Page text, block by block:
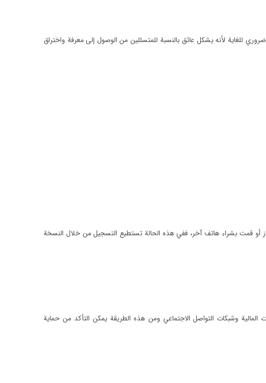
للغاية لأنه يشكل عائق بالنسبة للمتسللين من الوصول إلى معرفة واختراق
أو قمت بشراء هاتف آخر، ففي هذه الحالة تستطيع التسجيل من خلال النسخة
وشبكات التواصل الاجتماعي ومن هذه الطريقة يمكن التأكد من حماية